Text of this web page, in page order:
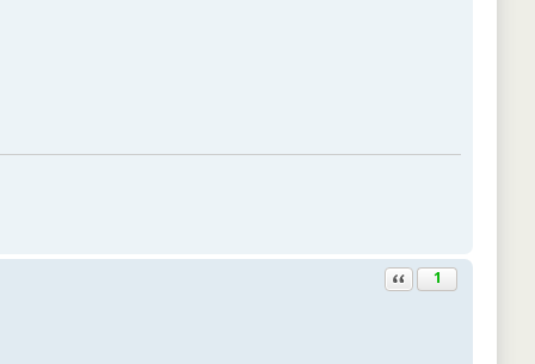
Ответить с цитатой
1